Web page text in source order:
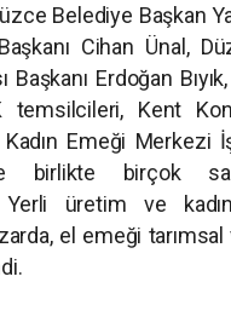
Belediye Başkan
Cihan Ünal,
Başkanı Erdoğan
temsilcileri, Kent
Emeği Merkezi
birlikte birçok
Yerli üretim ve
el emeği